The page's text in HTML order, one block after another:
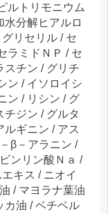
ルトリモニウム
水分解ヒアルロ
リセリル / セ
ラミドＮＰ / セ
スチン / グリチ
ン / イソロイシ
ン / リシン / グ
チジン / グルタ
ルギニン / アス
β－アラニン /
ンリン酸Ｎａ /
キス / ニオイ
/ マヨラナ葉油
カ油 / ベチベル